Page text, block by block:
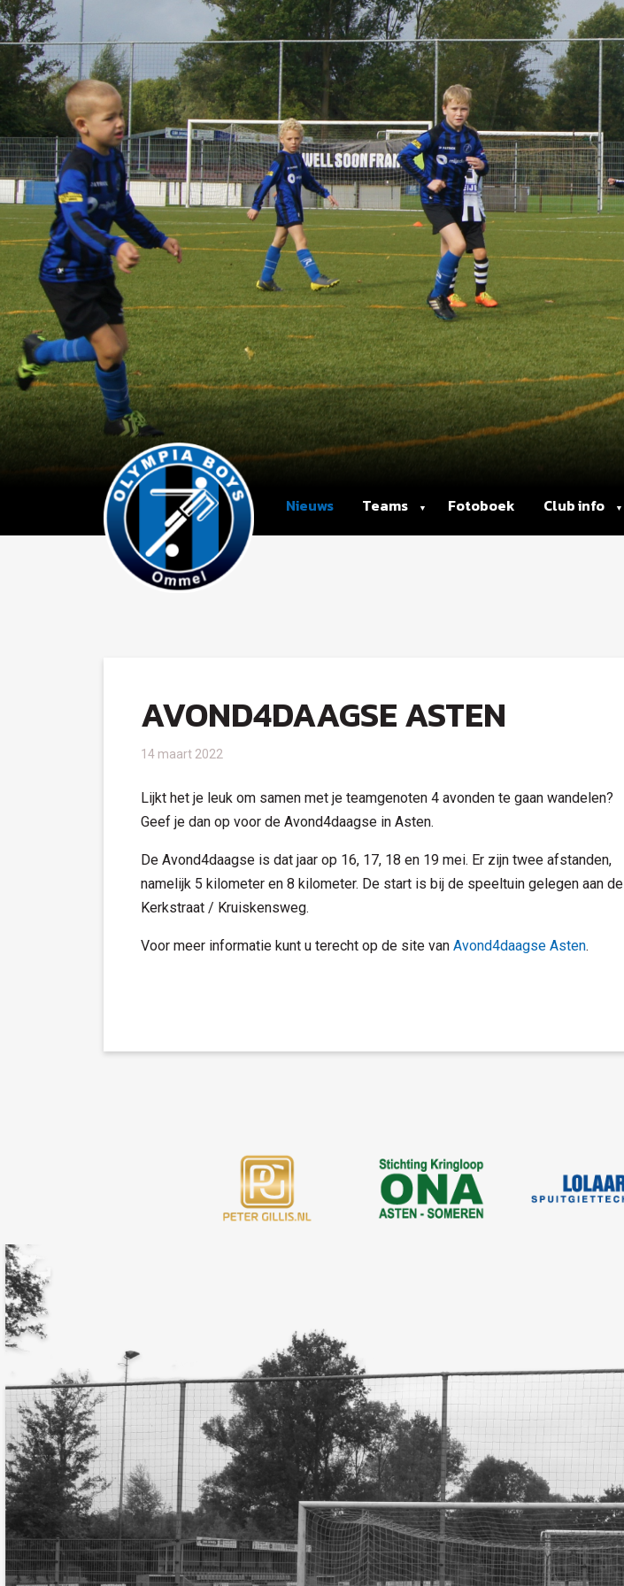
Nieuws Teams Fotoboek Club info
AVOND4DAAGSE ASTEN
14 maart 2022
Lijkt het je leuk om samen met je teamgenoten 4 avonden te gaan wandelen?
Geef je dan op voor de Avond4daagse in Asten.
De Avond4daagse is dat jaar op 16, 17, 18 en 19 mei. Er zijn twee afstanden,
namelijk 5 kilometer en 8 kilometer. De start is bij de speeltuin gelegen aan de
Kerkstraat / Kruiskensweg.
Voor meer informatie kunt u terecht op de site van Avond4daagse Asten.